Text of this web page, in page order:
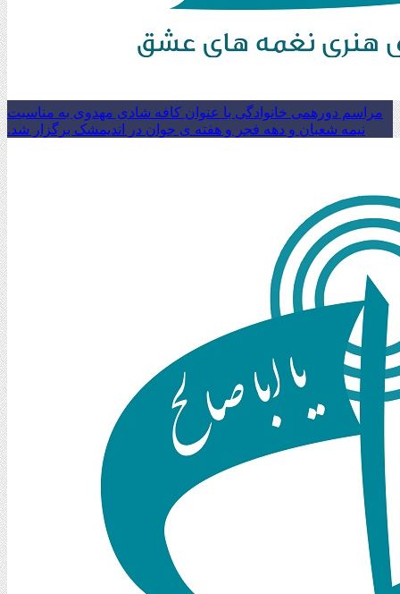
مراسم دورهمی خانوادگی با عنوان کافه شادی مهدوی به مناسبت
نیمه شعبان و دهه فجر و هفته ی جوان در اندیمشک برگزار شد.